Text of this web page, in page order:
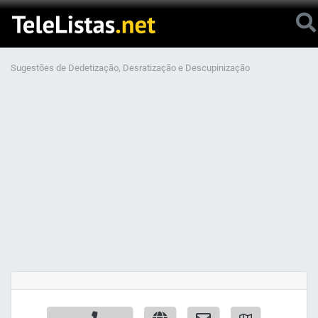
Sugestões de Dedetização, Desratização e Descupinização